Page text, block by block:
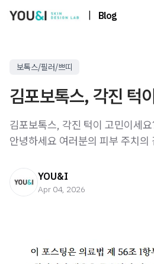
Blog
보톡스/필러/쁘띠
김포보톡스, 각진 턱
김포보톡스, 각진 턱이 고민이세
안녕하세요 여러분의 피부 주치의
YOU&I
Apr 04, 2026